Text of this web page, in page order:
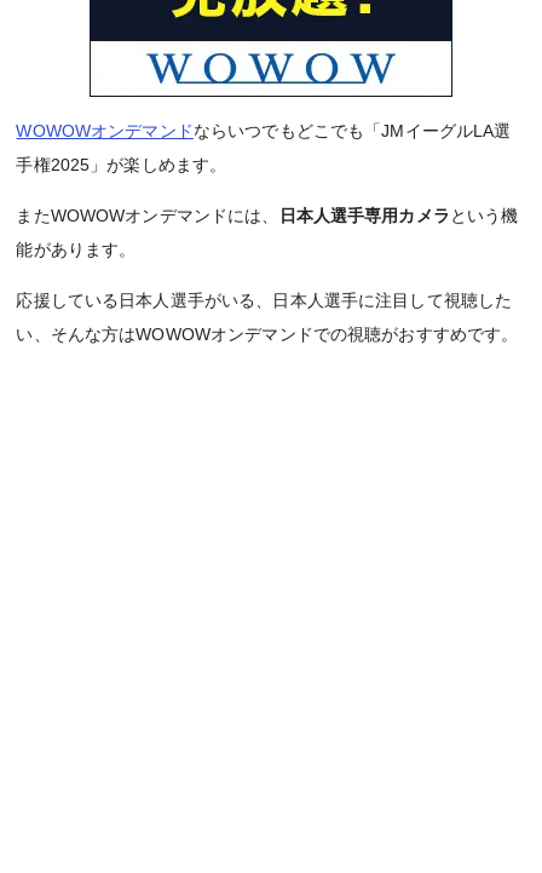
WOWOWオンデマンドならいつでもどこでも「JMイーグルLA選
手権2025」が楽しめます。
またWOWOWオンデマンドには、 日本人選手専用カメラ という機
能があります。
応援している日本人選手がいる、日本人選手に注目して視聴した
い、そんな方はWOWOWオンデマンドでの視聴がおすすめです。